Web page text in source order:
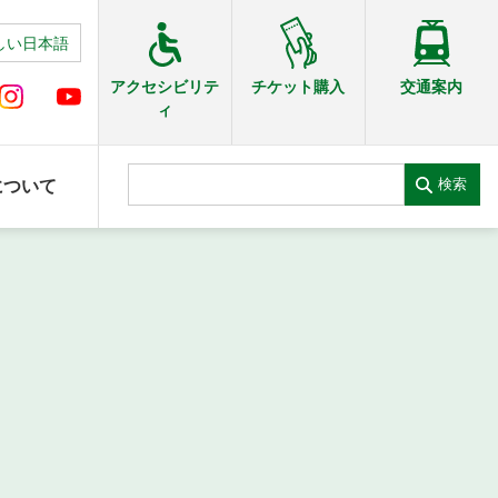
い日本語
アクセシビリテ
ィ
チケット購入 交通案内
いて 検索